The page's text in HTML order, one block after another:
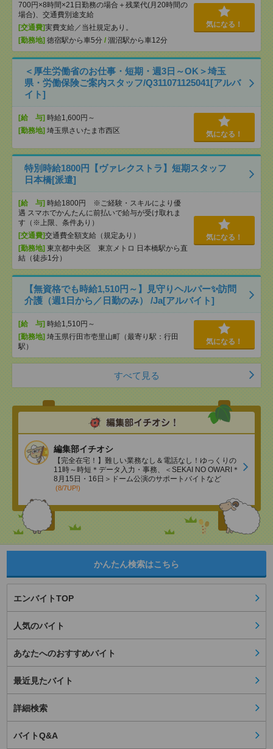
700円×8時間×21日勤務の場合＋残業代(月20時間の
場合)、交通費別途支給
[交通費]実費支給／当社規定あり。
[勤務地] 徳宿駅から車5分 / 涸沼駅から車12分
気になる！
＜厚生労働省のお仕事・短期・週3日～OK＞埼玉
県・労働保険ご案内スタッフ/Q311071125041[アルバ
イト]
[給 与] 時給1,600円～
[勤務地] 埼玉県さいたま市西区 気になる！
特別時給1800円【ヴァレクストラ】短期スタッフ
日本橋[派遣]
[給 与] 時給1800円 ※ご経験・スキルにより優
遇 スマホでかんたんに前払いで給与が受け取れま
す（※上限、条件あり）
[交通費]交通費全額支給（規定あり）
[勤務地] 東京都中央区 東京メトロ 日本橋駅から直
結（徒歩1分）
気になる！
【無資格でも時給1,510円～】見守りヘルパー✨訪問
介護（週1日から／日勤のみ） /Ja[アルバイト]
[給 与] 時給1,510円～
[勤務地] 埼玉県行田市壱里山町（最寄り駅：行田
駅）
気になる！
すべて見る
編集部イチオシ
【完全在宅！】難しい業務なし＆電話なし！ゆっくりの
11時～時短＊データ入力・事務、＜SEKAI NO OWARI＊
8月15日・16日＞ドーム公演のサポートバイトなど
(8/7UP!)
かんたん検索はこちら
エンバイトTOP
人気のバイト
あなたへのおすすめバイト
最近見たバイト
詳細検索
バイトQ&A